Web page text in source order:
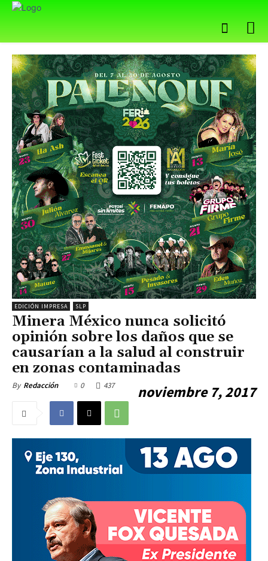
EDICIÓN IMPRESA SLP
Minera México nunca solicitó
opinión sobre los daños que se
causarían a la salud al construir
en zonas contaminadas
By Redacción noviembre 7, 2017
0 437